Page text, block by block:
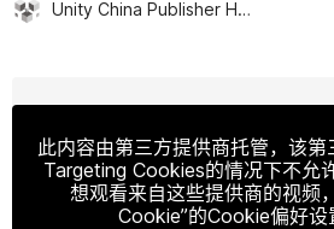
Unity China Publisher Hub
此内容由第三方提供商托管，该
Targeting Cookies的情况下不允
想观看来自这些提供商的视频
Cookie”的Cookie偏好设